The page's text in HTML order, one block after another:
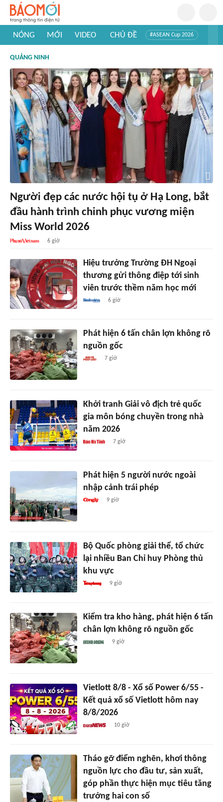
NÓNG MỚI VIDEO CHỦ ĐỀ #ASEAN Cup 2026
#Khám phá thế giới
QUẢNG NINH
Người đẹp các nước hội tụ ở Hạ Long, bắt
đầu hành trình chinh phục vương miện
Miss World 2026
6 giờ
Hiệu trưởng Trường ĐH Ngoại
thương gửi thông điệp tới sinh
viên trước thềm năm học mới
6 giờ
Phát hiện 6 tấn chân lợn không rõ
nguồn gốc
7 giờ
Khởi tranh Giải vô địch trẻ quốc
gia môn bóng chuyền trong nhà
năm 2026
7 giờ
Phát hiện 5 người nước ngoài
nhập cảnh trái phép
9 giờ
Bộ Quốc phòng giải thể, tổ chức
lại nhiều Ban Chỉ huy Phòng thủ
khu vực
9 giờ
Kiểm tra kho hàng, phát hiện 6 tấn
chân lợn không rõ nguồn gốc
9 giờ
Vietlott 8/8 - Xổ số Power 6/55 -
Kết quả xổ số Vietlott hôm nay
8/8/2026
10 giờ
Tháo gỡ điểm nghẽn, khơi thông
nguồn lực cho đầu tư, sản xuất,
góp phần thực hiện mục tiêu tăng
trưởng hai con số